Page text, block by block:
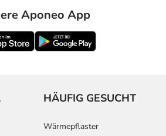
Aponeo App
HÄUFIG GESUCHT
Wärmepflaster